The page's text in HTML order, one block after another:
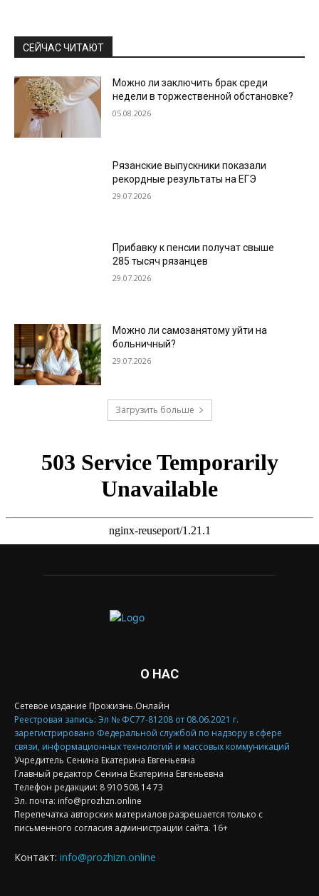
СЕЙЧАС ЧИТАЮТ
Можно ли заключить брак среди
недели в торжественной обстановке?
05.08.2026
Рязанские выпускники показали
рекордные результаты на ЕГЭ
29.07.2026
Прибавку к пенсии получат свыше
285 тысяч рязанцев
29.07.2026
Можно ли самозанятому уйти на
больничный?
29.07.2026
Загрузить больше
О НАС
Сетевое издание Прожизнь.Онлайн
Реестровая запись: Эл № ФС77-81208 от 08.06.2021 г.
зарегистрировано Федеральной службой по надзору в сфере
связи, информационных технологий и массовых коммуникаций
Учредитель Сенина Екатерина Евгеньевна
Главный редактор Сенина Екатерина Евгеньевна
Телефон редакции: 8 910 508 14 73
Эл. почта: info@prozhzn.online
Перепечатка авторских материалов разрешается только с
письменного согласия администрации сайта. 16+
Контакт: info@prozhizn.online